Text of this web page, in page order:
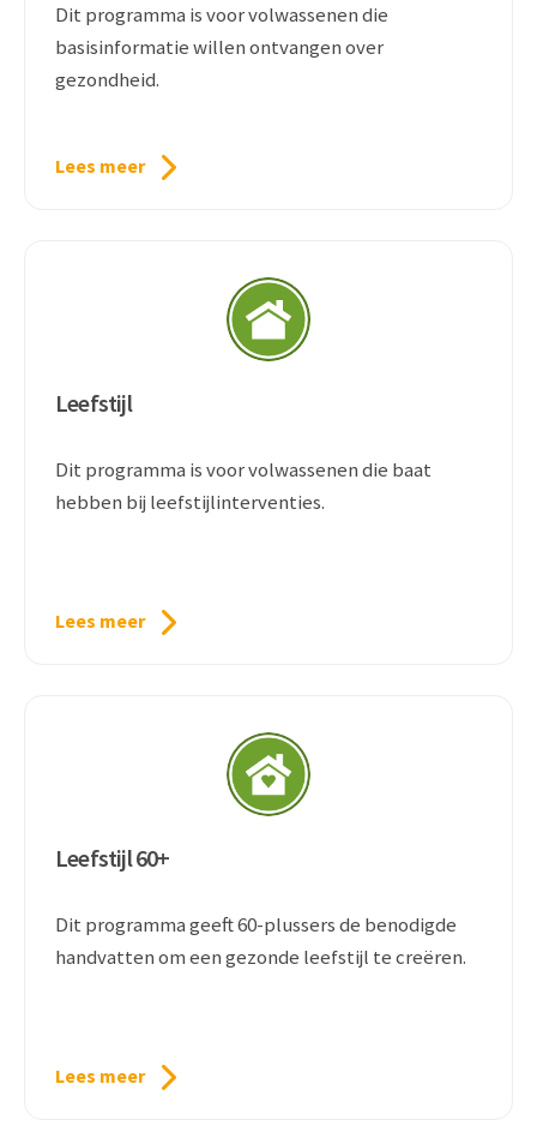
Dit programma is voor volwassenen die
basisinformatie willen ontvangen over
gezondheid.
Lees meer
Leefstijl
Dit programma is voor volwassenen die baat
hebben bij leefstijlinterventies.
Lees meer
Leefstijl 60+
Dit programma geeft 60-plussers de benodigde
handvatten om een gezonde leefstijl te creëren.
Lees meer